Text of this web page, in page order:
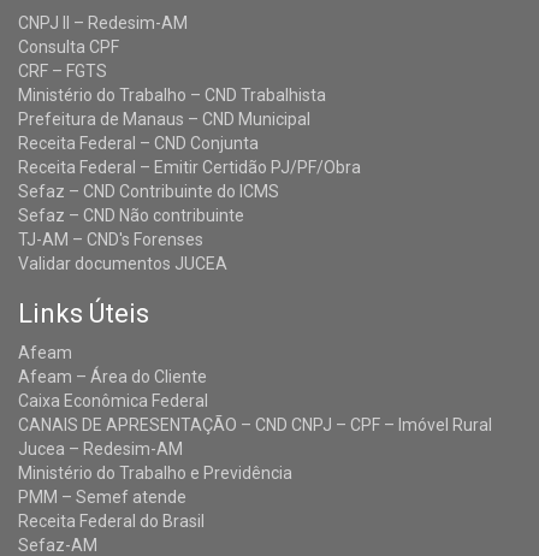
CNPJ II – Redesim-AM
Consulta CPF
CRF – FGTS
Ministério do Trabalho – CND Trabalhista
Prefeitura de Manaus – CND Municipal
Receita Federal – CND Conjunta
Receita Federal – Emitir Certidão PJ/PF/Obra
Sefaz – CND Contribuinte do ICMS
Sefaz – CND Não contribuinte
TJ-AM – CND's Forenses
Validar documentos JUCEA
Links Úteis
Afeam
Afeam – Área do Cliente
Caixa Econômica Federal
CANAIS DE APRESENTAÇÃO – CND CNPJ – CPF – Imóvel Rural
Jucea – Redesim-AM
Ministério do Trabalho e Previdência
PMM – Semef atende
Receita Federal do Brasil
Sefaz-AM